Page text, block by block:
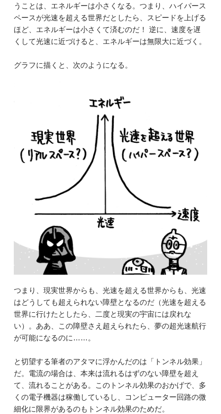
うことは、エネルギーは小さくなる。つまり、ハイパース
ペースが光速を超える世界だとしたら、スピードを上げる
ほど、エネルギーは小さくて済むのだ！ 逆に、速度を遅
くして光速に近づけると、エネルギーは無限大に近づく。
グラフに描くと、次のようになる。
つまり、現実世界からも、光速を超える世界からも、光速
はどうしても超えられない障壁となるのだ（光速を超える
世界に行けたとしたら、二度と現実の宇宙には戻れな
い）。ああ、この障壁さえ超えられたら、夢の超光速航行
が可能になるのに……。
と切望する筆者のアタマに浮かんだのは「トンネル効果」
だ。電流の場合は、本来は流れるはずのない障壁を超え
て、流れることがある。このトンネル効果のおかげで、多
くの電子機器は稼働しているし、コンピューター回路の微
細化に限界があるのもトンネル効果のためだ。